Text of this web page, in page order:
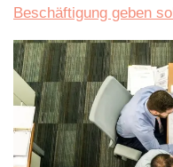
Beschäftigung geben